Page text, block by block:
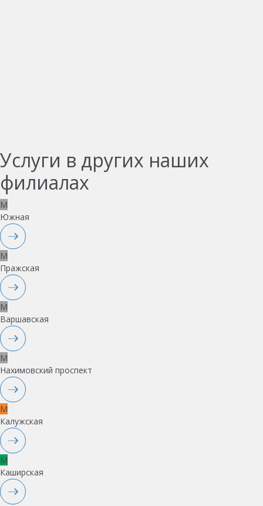
Услуги в других наших
филиалах
M
Южная
M
Пражская
M
Варшавская
M
Нахимовский проспект
M
Калужская
M
Каширская